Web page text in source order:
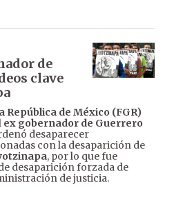
de
clave
República de México (FGR)
ex gobernador de Guerrero
desaparecer
con la desaparición de
, por lo que fue
desaparición forzada de
de justicia.